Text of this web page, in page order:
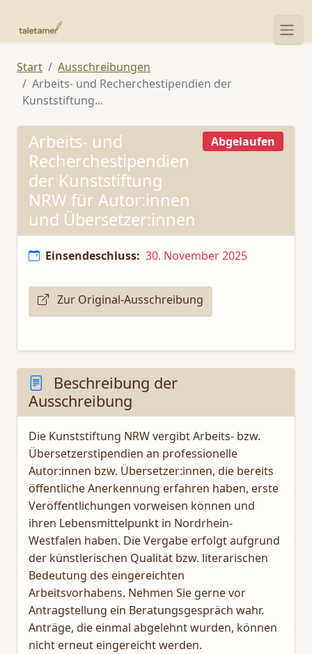
Start
Ausschreibungen
Arbeits- und Recherchestipendien der
Kunststiftung...
Arbeits- und
Recherchestipendien
der Kunststiftung
NRW für Autor:innen
und Übersetzer:innen
Abgelaufen
Einsendeschluss: 30. November 2025
Zur Original-Ausschreibung
Beschreibung der
Ausschreibung
Die Kunststiftung NRW vergibt Arbeits- bzw.
Übersetzerstipendien an professionelle
Autor:innen bzw. Übersetzer:innen, die bereits
öffentliche Anerkennung erfahren haben, erste
Veröffentlichungen vorweisen können und
ihren Lebensmittelpunkt in Nordrhein-
Westfalen haben. Die Vergabe erfolgt aufgrund
der künstlerischen Qualität bzw. literarischen
Bedeutung des eingereichten
Arbeitsvorhabens. Nehmen Sie gerne vor
Antragstellung ein Beratungsgespräch wahr.
Anträge, die einmal abgelehnt wurden, können
nicht erneut eingereicht werden.